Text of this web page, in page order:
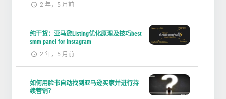
2 年，5 月前
纯干货：亚马逊Listing优化原理及技巧best
smm panel for Instagram
2 年，5 月前
如何用脸书自动找到亚马逊买家并进行持
续营销？